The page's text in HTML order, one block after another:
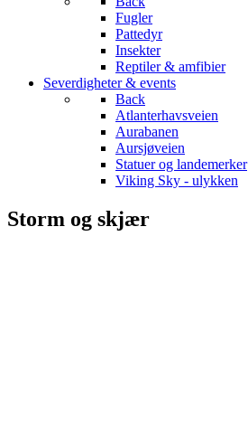
Fugler
Pattedyr
Insekter
Reptiler & amfibier
Severdigheter & events
Back
Atlanterhavsveien
Aurabanen
Aursjøveien
Statuer og landemerker
Viking Sky - ulykken
Storm og skjær